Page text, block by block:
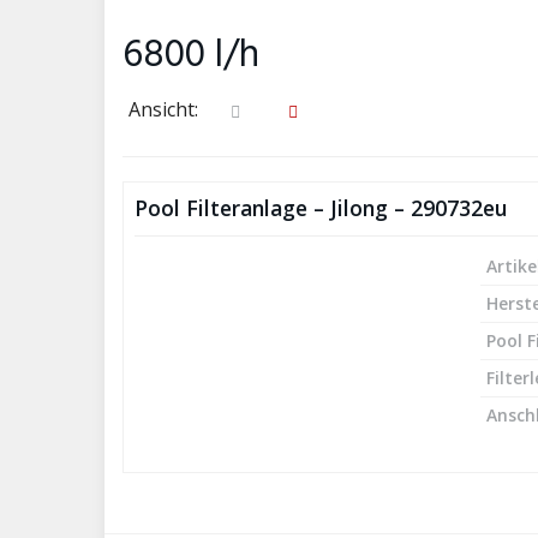
6800 l/h
Ansicht:
Pool Filteranlage – Jilong – 290732eu
Pool